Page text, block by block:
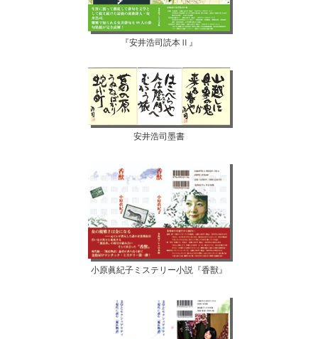
『安井浩司読本Ⅱ』
安井浩司墨書
小原眞紀子ミステリー小説『香獣』